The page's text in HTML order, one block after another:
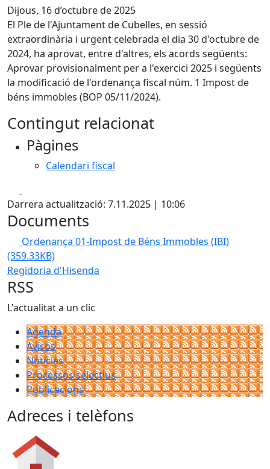
Dijous, 16 d’octubre de 2025
El Ple de l'Ajuntament de Cubelles, en sessió
extraordinària i urgent celebrada el dia 30 d'octubre de
2024, ha aprovat, entre d'altres, els acords següents:
Aprovar provisionalment per a l'exercici 2025 i següents
la modificació de l'ordenança fiscal núm. 1 Impost de
béns immobles (BOP 05/11/2024).
Contingut relacionat
Pàgines
Calendari fiscal
Darrera actualització: 7.11.2025 | 10:06
Documents
Ordenança 01-Impost de Béns Immobles (IBI)
(359.33KB)
Regidoria d'Hisenda
RSS
L'actualitat a un clic
Agenda
Avisos
Notícies
Processos selectius
Publicacions
Adreces i telèfons